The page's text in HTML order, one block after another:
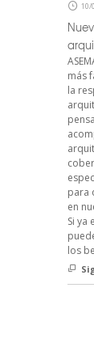
10/
más
la
para
en
Si ya
los